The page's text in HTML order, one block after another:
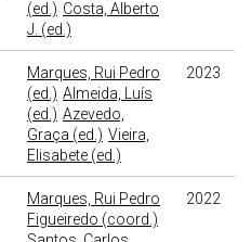
(ed.) Costa, Alberto
J. (ed.)
Marques, Rui Pedro
(ed.) Almeida, Luís
(ed.) Azevedo,
Graça (ed.) Vieira,
Elisabete (ed.)
2023
Marques, Rui Pedro
Figueiredo (coord.)
2022